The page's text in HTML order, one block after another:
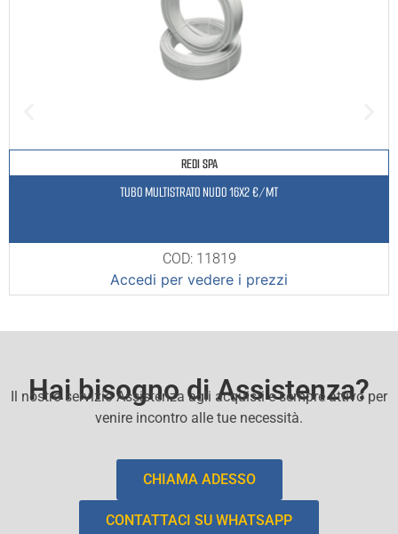
REDI SPA
TUBO MULTISTRATO NUDO 16X2 €/MT
COD: 11819
Accedi per vedere i prezzi
Hai bisogno di Assistenza?
Il nostro servizio Assistenza agli acquisti e sempre attivo per
venire incontro alle tue necessità.
CHIAMA ADESSO
CONTATTACI SU WHATSAPP